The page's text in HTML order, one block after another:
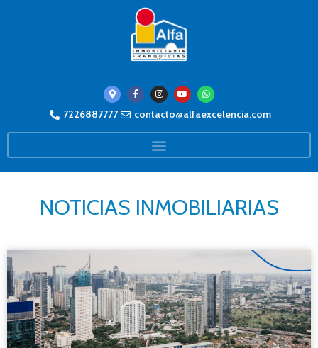
7226887777 contacto@alfaexcelencia.com
NOTICIAS INMOBILIARIAS